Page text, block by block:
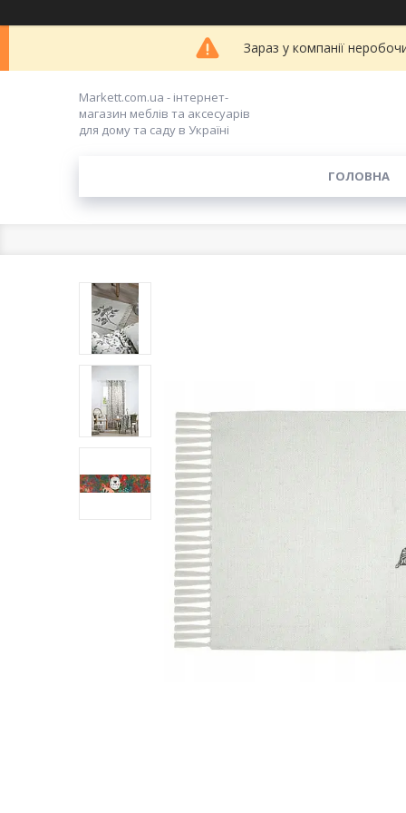
Зараз у компанії
Markett.com.ua - інтернет-
магазин меблів та аксесуарів
для дому та саду в Україні
ГОЛОВНА